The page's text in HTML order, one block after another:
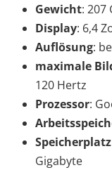
Gewicht: 207
Display: 6,4
Auflösung:
maximale
120 Hertz
Prozessor:
Speicherplatz
Gigabyte